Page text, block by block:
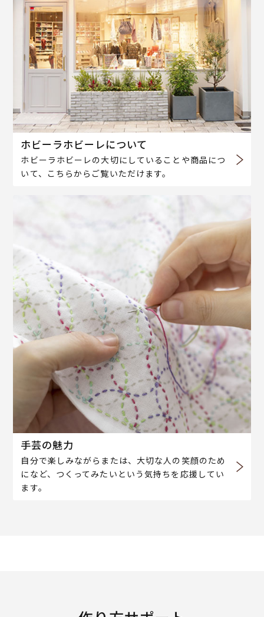
ホビーラホビーレについて
ホビーラホビーレの大切にしていることや商品につ
いて、こちらからご覧いただけます。
手芸の魅力
自分で楽しみながらまたは、大切な人の笑顔のため
になど、つくってみたいという気持ちを応援してい
ます。